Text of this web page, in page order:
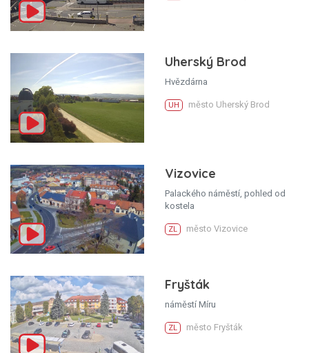
Uherský Brod
Hvězdárna
UH město Uherský Brod
Vizovice
Palackého náměstí, pohled od
kostela
ZL město Vizovice
Fryšták
náměstí Míru
ZL město Fryšták